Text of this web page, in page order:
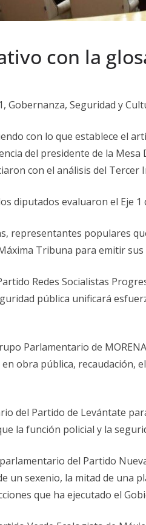
con la
Gobernanza, Seguridad y
con lo que establece el
del presidente de la
con el análisis del
diputados evaluaron el Eje
representantes populares
Tribuna para emitir
Redes Socialistas
pública unificará
Parlamentario de
obra pública, recaudación,
del Partido de Levántate
la función policial y la
del Partido
un sexenio, la mitad de una
que ha ejecutado el